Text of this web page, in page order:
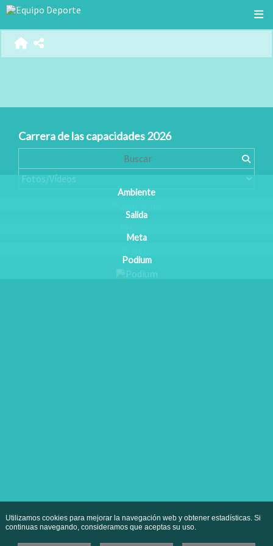
Carrera de las capacidades 2026
Ambiente
Salida
Meta
Podium
Utilizamos cookies para mejorar la navegación web y obtener estadísticas. Si
continuas navegando, consideramos que aceptas su uso.